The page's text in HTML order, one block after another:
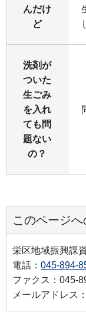
んだけ
ど
洗剤が
ついた
生ごみ
を入れ
ても問
題ない
の？
このページ
栄区地域振興課
電話： 045-894-
ファクス：045-
メールアドレス：